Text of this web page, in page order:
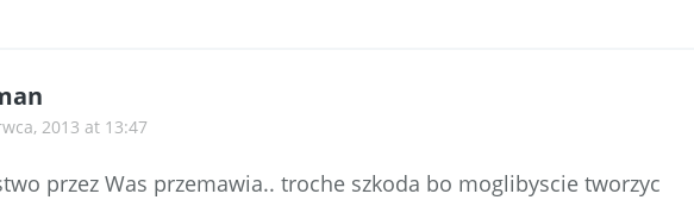
2013 at 13:47
przez Was przemawia.. troche szkoda bo moglibyscie tworzyc